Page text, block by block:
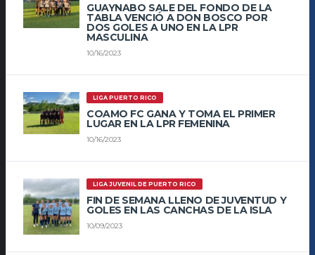
GUAYNABO SALE DEL FONDO DE LA
TABLA VENCIÓ A DON BOSCO POR
DOS GOLES A UNO EN LA LPR
MASCULINA
10/16/2023
LIGA PUERTO RICO
COAMO FC GANA Y TOMA EL PRIMER
LUGAR EN LA LPR FEMENINA
10/16/2023
LIGA JUVENIL DE PUERTO RICO
FIN DE SEMANA LLENO DE JUVENTUD Y
GOLES EN LAS CANCHAS DE LA ISLA
10/09/2023